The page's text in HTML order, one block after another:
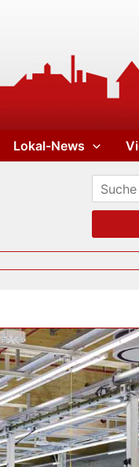
Lokal-News